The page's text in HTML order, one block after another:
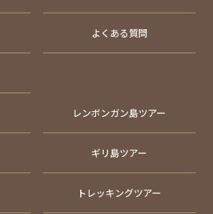
よくある質問
レンボンガン島ツアー
ギリ島ツアー
トレッキングツアー